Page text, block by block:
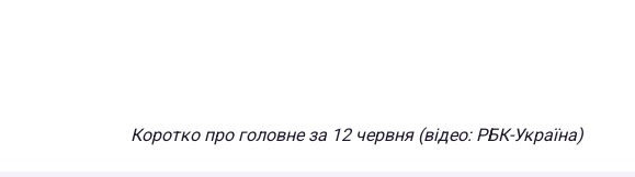
Коротко про головне за 12 червня (відео: РБК-Україна)